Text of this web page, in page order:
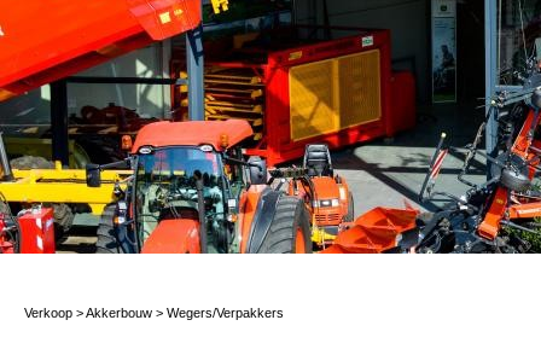
Verkoop >Akkerbouw > Wegers/Verpakkers